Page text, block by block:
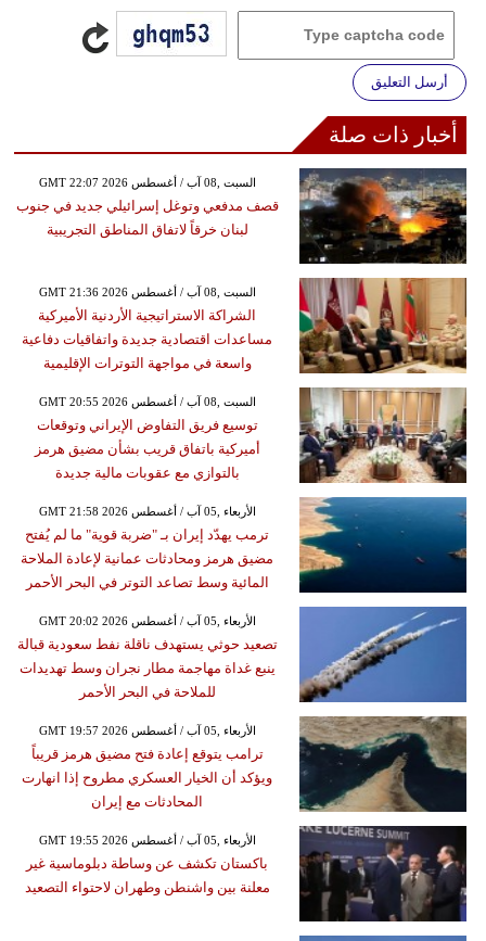
أرسل التعليق
أخبار ذات صلة
GMT 22:07 2026 السبت ,08 آب / أغسطس
قصف مدفعي وتوغل إسرائيلي جديد في جنوب
لبنان خرقاً لاتفاق المناطق التجريبية
GMT 21:36 2026 السبت ,08 آب / أغسطس
الشراكة الاستراتيجية الأردنية الأميركية
مساعدات اقتصادية جديدة واتفاقيات دفاعية
واسعة في مواجهة التوترات الإقليمية
GMT 20:55 2026 السبت ,08 آب / أغسطس
توسيع فريق التفاوض الإيراني وتوقعات
أميركية باتفاق قريب بشأن مضيق هرمز
بالتوازي مع عقوبات مالية جديدة
GMT 21:58 2026 الأربعاء ,05 آب / أغسطس
ترمب يهدّد إيران بـ "ضربة قوية" ما لم يُفتح
مضيق هرمز ومحادثات عمانية لإعادة الملاحة
المائية وسط تصاعد التوتر في البحر الأحمر
GMT 20:02 2026 الأربعاء ,05 آب / أغسطس
تصعيد حوثي يستهدف ناقلة نفط سعودية قبالة
ينبع غداة مهاجمة مطار نجران وسط تهديدات
للملاحة في البحر الأحمر
GMT 19:57 2026 الأربعاء ,05 آب / أغسطس
ترامب يتوقع إعادة فتح مضيق هرمز قريباً
ويؤكد أن الخيار العسكري مطروح إذا انهارت
المحادثات مع إيران
GMT 19:55 2026 الأربعاء ,05 آب / أغسطس
باكستان تكشف عن وساطة دبلوماسية غير
معلنة بين واشنطن وطهران لاحتواء التصعيد